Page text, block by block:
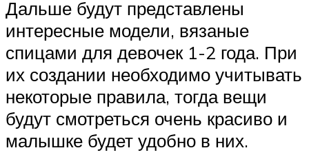
Дальше будут представлены
интересные модели, вязаные
спицами для девочек 1-2 года. При
их создании необходимо учитывать
некоторые правила, тогда вещи
будут смотреться очень красиво и
малышке будет удобно в них.